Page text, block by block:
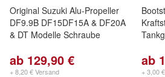
Original Suzuki Alu-Propeller
DF9.9B DF15DF15A & DF20A
& DT Modelle Schraube
ab 129,90 €
+ 8,20 € Versand
ab
+ 3,00